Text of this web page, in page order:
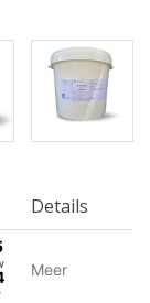
Details
Meer